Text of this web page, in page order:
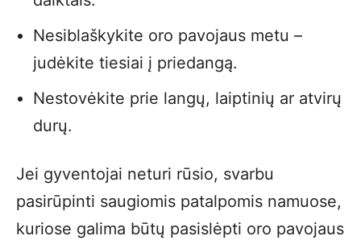
Nesiblaškykite oro pavojaus metu –
judėkite tiesiai į priedangą.
Nestovėkite prie langų, laiptinių ar atvirų
durų.
Jei gyventojai neturi rūsio, svarbu
pasirūpinti saugiomis patalpomis namuose,
kuriose galima būtų pasislėpti oro pavojaus